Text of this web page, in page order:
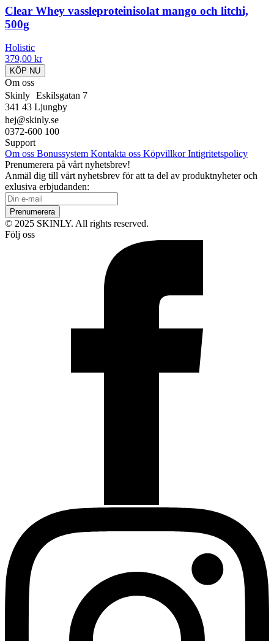
Clear Whey vassleproteinisolat mango och litchi,
500g
Holistic
379,00 kr
KÖP NU
Om oss
Skinly Eskilsgatan 7
341 43 Ljungby
hej@skinly.se
0372-600 100
Support
Om oss Bonussystem Kontakta oss KöpvillkorIntigritetspolicy
Prenumerera på vårt nyhetsbrev!
Anmäl dig till vårt nyhetsbrev för att ta del av produktnyheter och
exlusiva erbjudanden:
Prenumerera
© 2025 SKINLY. All rights reserved.
Följ oss